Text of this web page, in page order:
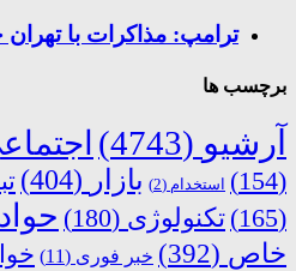
ترامپ: مذاکرات با
برچسب ها
آرشیو (4743)
(154)
استخدام (2) بازار (404)
(165)
تکنولوژی (180)
خاص (392) خبر فوری (11)